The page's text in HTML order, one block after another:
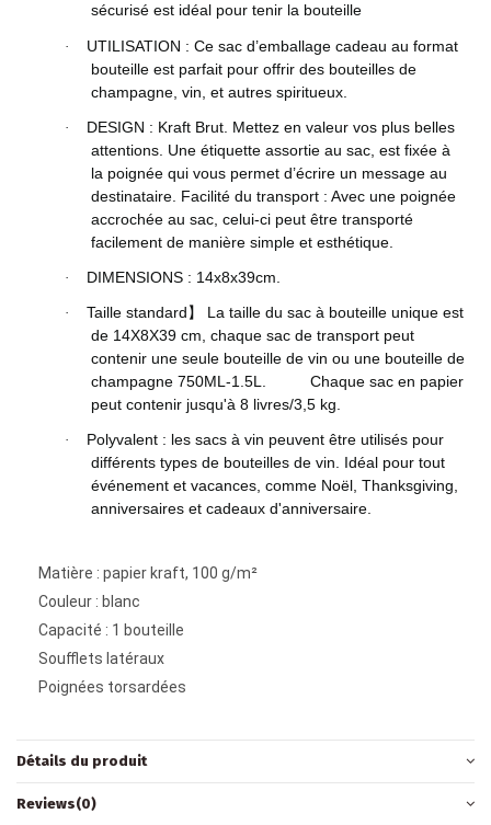
sécurisé est idéal pour tenir la bouteille
·
UTILISATION : Ce sac d’emballage cadeau au format
bouteille est parfait pour offrir des bouteilles de
champagne, vin, et autres spiritueux.
·
DESIGN : Kraft Brut. Mettez en valeur vos plus belles
attentions. Une étiquette assortie au sac, est fixée à
la poignée qui vous permet d’écrire un message au
destinataire. Facilité du transport : Avec une poignée
accrochée au sac, celui-ci peut être transporté
facilement de manière simple et esthétique.
· DIMENSIONS : 14x8x39cm.
· Taille standard 】
La taille du sac à bouteille unique est
de 14X8X39 cm, chaque sac de transport peut
contenir une seule bouteille de vin ou une bouteille de
champagne 750ML-1.5L. Chaque sac en papier
peut contenir jusqu'à 8 livres/3,5 kg.
·
Polyvalent : les sacs à vin peuvent être utilisés pour
différents types de bouteilles de vin. Idéal pour tout
événement et vacances, comme Noël, Thanksgiving,
anniversaires et cadeaux d'anniversaire.
Matière : papier kraft, 100 g/m²
Couleur : blanc
Capacité : 1 bouteille
Soufflets latéraux
Poignées torsardées
Détails du produit
Reviews(0)